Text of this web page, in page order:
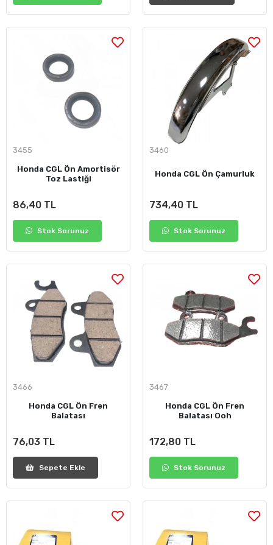
3455
Honda CGL Ön Amortisör
Toz Lastiği
86,40 TL
Stok Sorunuz
3460
Honda CGL Ön Çamurluk
734,40 TL
Stok Sorunuz
3466
Honda CGL Ön Fren
Balatası
76,03 TL
Sepete Ekle
3467
Honda CGL Ön Fren
Balatası Ooh
172,80 TL
Stok Sorunuz